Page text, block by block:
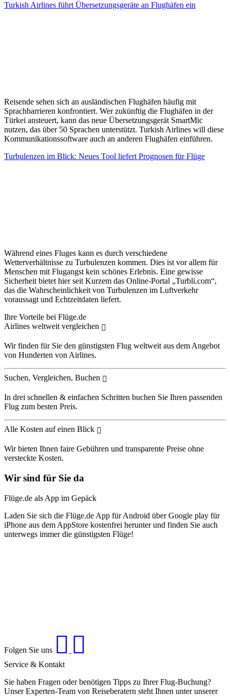
Turkish Airlines führt Übersetzungsgeräte an Flughäfen ein
Reisende sehen sich an ausländischen Flughäfen häufig mit
Sprachbarrieren konfrontiert. Wer zukünftig die Flughäfen in der
Türkei ansteuert, kann das neue Übersetzungsgerät SmartMic
nutzen, das über 50 Sprachen unterstützt. Turkish Airlines will diese
Kommunikationssoftware auch an anderen Flughäfen einführen.
Turbulenzen im Blick: Neues Tool liefert Prognosen für Flüge
Während eines Fluges kann es durch verschiedene
Wetterverhältnisse zu Turbulenzen kommen. Dies ist vor allem für
Menschen mit Flugangst kein schönes Erlebnis. Eine gewisse
Sicherheit bietet hier seit Kurzem das Online-Portal „Turbli.com“,
das die Wahrscheinlichkeit von Turbulenzen im Luftverkehr
voraussagt und Echtzeitdaten liefert.
Ihre Vorteile bei Flüge.de
Airlines weltweit vergleichen
Wir finden für Sie den günstigsten Flug weltweit aus dem Angebot
von Hunderten von Airlines.
Suchen, Vergleichen, Buchen
In drei schnellen & einfachen Schritten buchen Sie Ihren passenden
Flug zum besten Preis.
Alle Kosten auf einen Blick
Wir bieten Ihnen faire Gebühren und transparente Preise ohne
versteckte Kosten.
Wir sind für Sie da
Flüge.de als App im Gepäck
Laden Sie sich die Flüge.de App für Android über Google play für
iPhone aus dem AppStore kostenfrei herunter und finden Sie auch
unterwegs immer die günstigsten Flüge!
Folgen Sie uns
Service & Kontakt
Sie haben Fragen oder benötigen Tipps zu Ihrer Flug-Buchung?
Unser Experten-Team von Reiseberatern steht Ihnen unter unserer